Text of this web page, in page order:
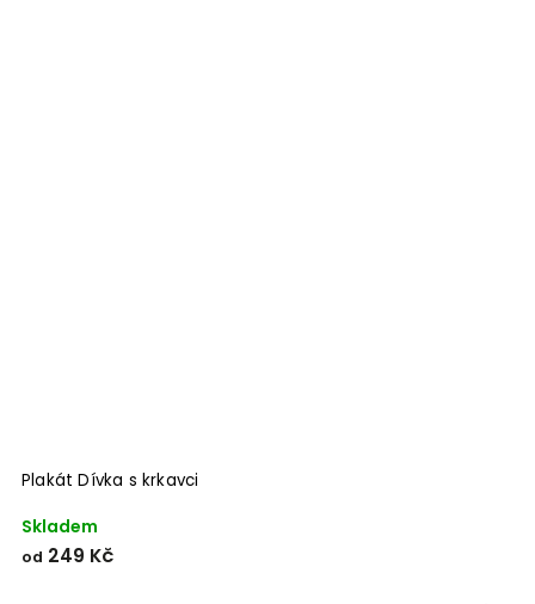
Plakát Dívka s krkavci
Skladem
od 249 Kč